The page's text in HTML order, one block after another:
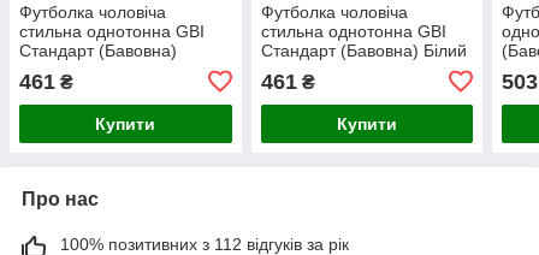
Футболка чоловіча
стильна однотонна GBI
Стандарт (Бавовна)
Чорний розмір S (12549-
м)
461 ₴
Купити
Футболка чоловіча
стильна однотонна GBI
Стандарт (Бавовна) Білий
461₴
Купити
503
Про нас
100% позитивних з 112 відгуків за рік